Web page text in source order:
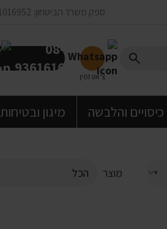
ספק משרד הביטחון: 0011016952 | ספק חברת החשמל: 5032489
צ'אט זמין
08-
9361616
כיסויים והלבשה מיגון ובטיחות
מוצר